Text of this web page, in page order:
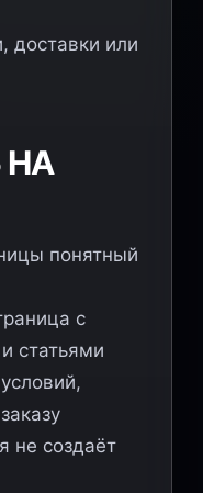
доставки или
НА
понятный
с
статьями
не создаёт